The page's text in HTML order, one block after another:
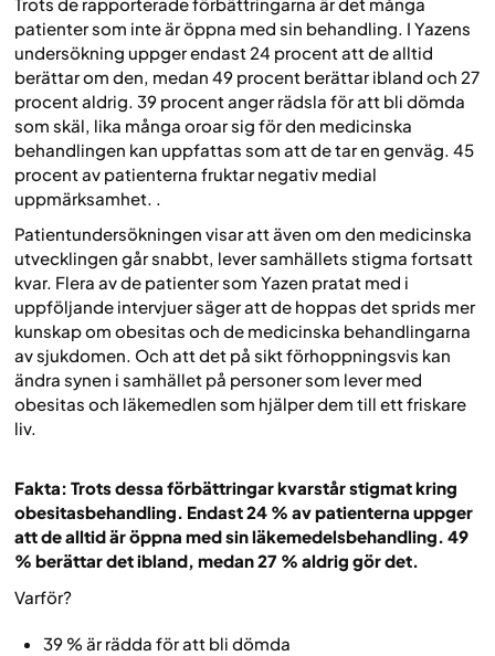
patienter som inte är öppna med sin behandling. I Yazens
undersökning uppger endast 24 procent att de alltid
berättar om den, medan 49 procent berättar ibland och 27
procent aldrig. 39 procent anger rädsla för att bli dömda
som skäl, lika många oroar sig för den medicinska
behandlingen kan uppfattas som att de tar en genväg. 45
procent av patienterna fruktar negativ medial
uppmärksamhet. .
Patientundersökningen visar att även om den medicinska
utvecklingen går snabbt, lever samhällets stigma fortsatt
kvar. Flera av de patienter som Yazen pratat med i
uppföljande intervjuer säger att de hoppas det sprids mer
kunskap om obesitas och de medicinska behandlingarna
av sjukdomen. Och att det på sikt förhoppningsvis kan
ändra synen i samhället på personer som lever med
obesitas och läkemedlen som hjälper dem till ett friskare
liv.
Fakta: Trots dessa förbättringar kvarstår stigmat kring
obesitasbehandling. Endast 24 % av patienterna uppger
att de alltid är öppna med sin läkemedelsbehandling. 49
% berättar det ibland, medan 27 % aldrig gör det.
Varför?
39 % är rädda för att bli dömda